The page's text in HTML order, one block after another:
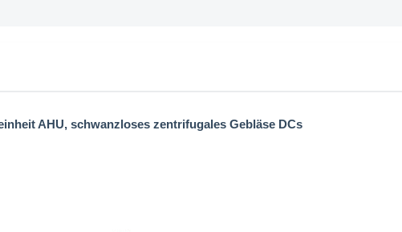
AHU, schwanzloses zentrifugales Gebläse DCs